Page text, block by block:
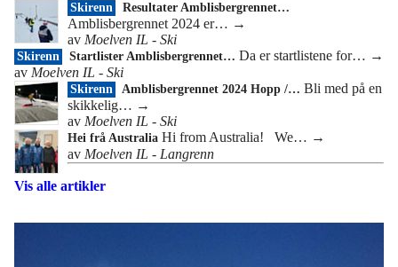
Skirenn Resultater Amblisbergrennet…
Amblisbergrennet 2024 er… →
av Moelven IL - Ski
Skirenn Startlister Amblisbergrennet… Da er startlistene for… →
av Moelven IL - Ski
Skirenn Amblisbergrennet 2024 Hopp /… Bli med på en
skikkelig… →
av Moelven IL - Ski
Hei frå Australia Hi from Australia! We… →
av Moelven IL - Langrenn
Vis alle artikler